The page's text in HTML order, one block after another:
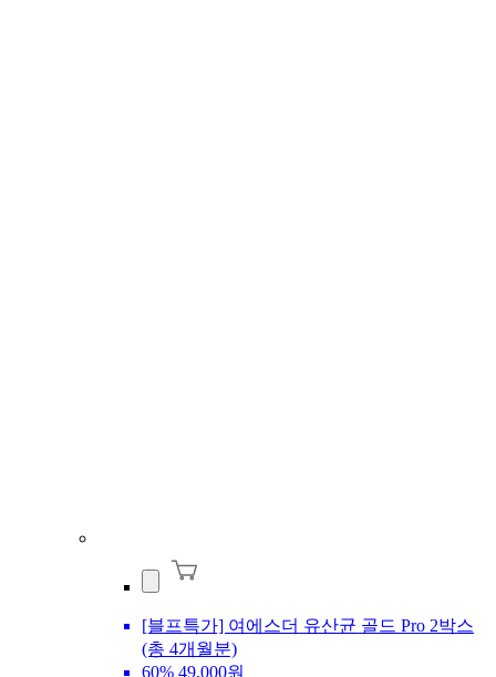
[블프특가] 여에스더 유산균 골드 Pro 2박스
(총 4개월분)
60% 49,000원